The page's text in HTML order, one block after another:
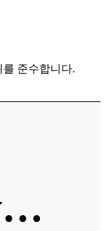
준수합니다.